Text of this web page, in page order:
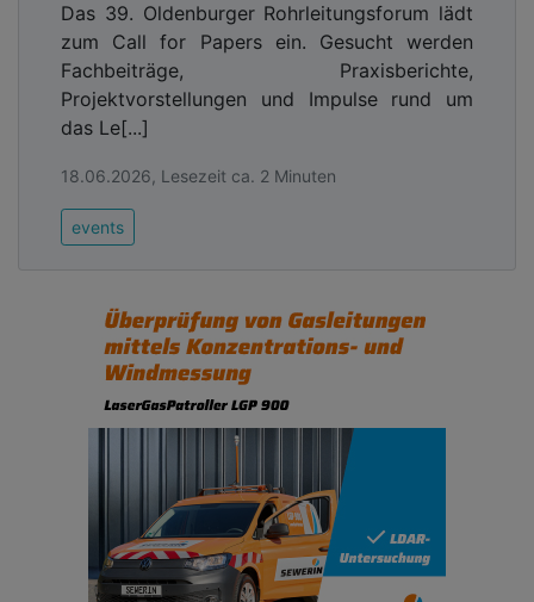
Das 39. Oldenburger Rohrleitungsforum lädt
zum Call for Papers ein. Gesucht werden
Fachbeiträge, Praxisberichte,
Projektvorstellungen und Impulse rund um
das Le[...]
18.06.2026, Lesezeit ca. 2 Minuten
events